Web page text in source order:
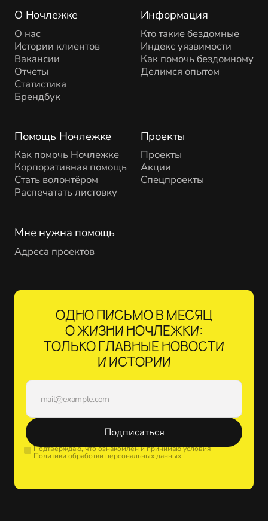
О Ночлежке
О нас
Истории клиентов
Вакансии
Отчеты
Статистика
Брендбук
Помощь Ночлежке
Как помочь Ночлежке
Корпоративная помощь
Стать волонтёром
Распечатать листовку
Проекты
Проекты
Акции
Спецпроекты
Информация
Кто такие бездомные
Индекс уязвимости
Как помочь бездомному
Делимся опытом
Мне нужна помощь
Адреса проектов
ОДНО ПИСЬМО В МЕСЯЦ
О ЖИЗНИ НОЧЛЕЖКИ:
ТОЛЬКО ГЛАВНЫЕ НОВОСТИ
И ИСТОРИИ
Подписаться
Подтверждаю, что ознакомлен и принимаю условия
Политики обработки персональных данных